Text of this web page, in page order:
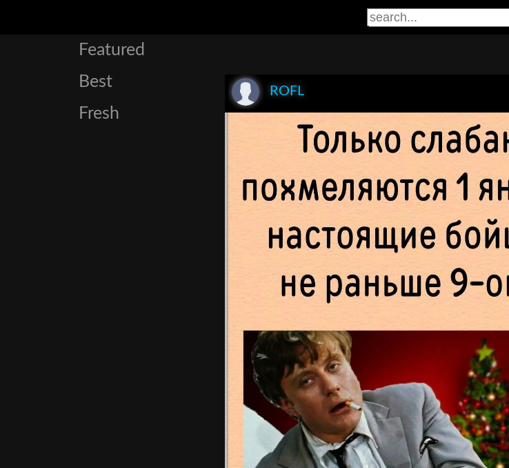
Featured
Best
Fresh
ROFL